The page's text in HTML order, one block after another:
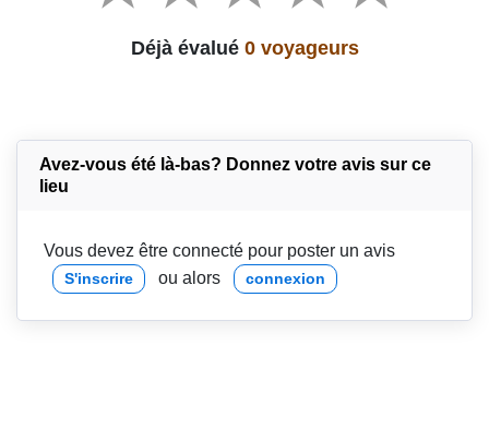
Déjà évalué 0 voyageurs
Avez-vous été là-bas? Donnez votre avis sur ce
lieu
Vous devez être connecté pour poster un avis
S'inscrire ou alors connexion